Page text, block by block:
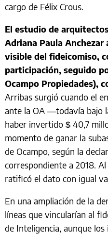
cargo de Félix Crous.
El estudio de
Adriana Paula Anchezar
visible del fideicomiso,
participación, seguido
Ocampo Propiedades),
Arribas surgió cuando el
ante la OA —todavía bajo
haber invertido $ 40,7
momento de ganar la
de Ocampo, según la
correspondiente a 2018.
ratificó el dato con igual
En una ampliación de la
líneas que vincularían al
de Inteligencia, aunque